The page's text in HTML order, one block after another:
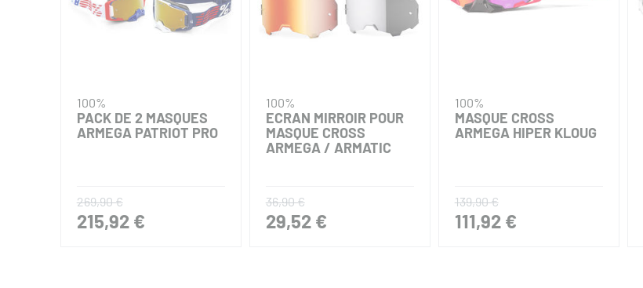
100%
PACK DE 2 MASQUES
ARMEGA PATRIOT PRO
269,90 €
215,92 €
100%
ECRAN MIRROIR POUR
MASQUE CROSS
ARMEGA / ARMATIC
36,90 €
29,52 €
100%
MASQUE CROSS
ARMEGA HIPER KLOUG
139,90 €
111,92 €